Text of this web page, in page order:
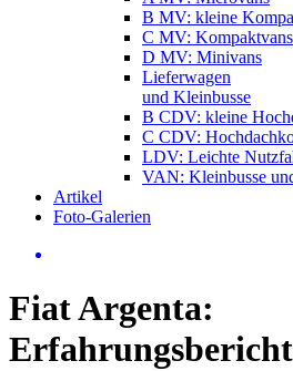
B MV: kleine
C MV: Kompaktvans
D MV: Minivans
Lieferwagen
und Kleinbusse
B CDV: kleine
C CDV:
LDV: Leichte
VAN: Kleinbusse
Artikel
Foto-Galerien
Fiat Argenta: